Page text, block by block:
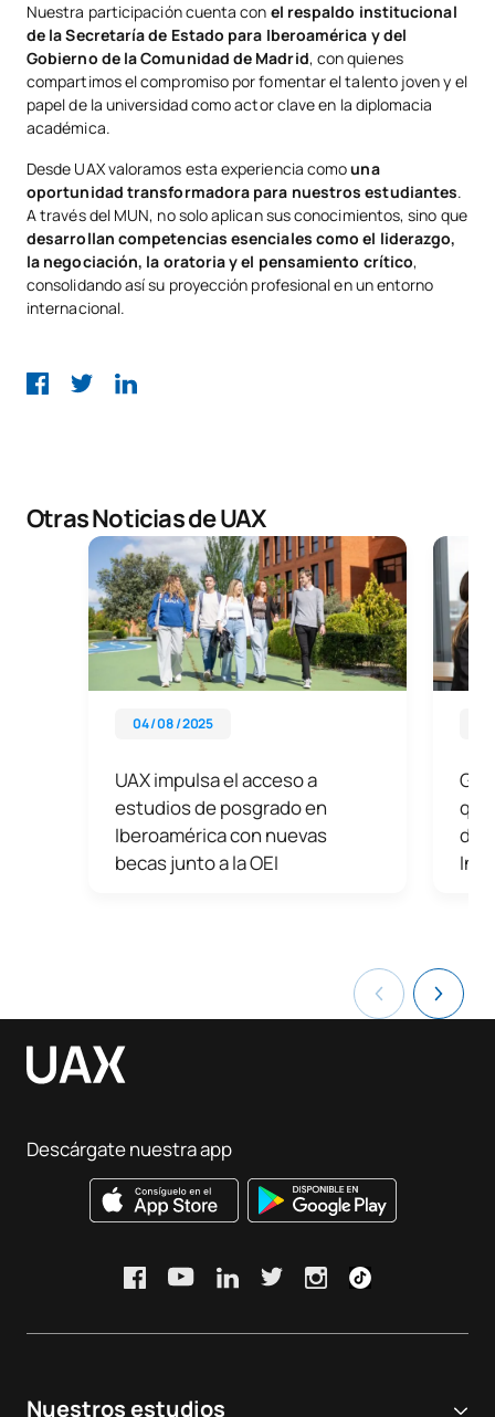
Nuestra participación cuenta con el respaldo institucional
de la Secretaría de Estado para Iberoamérica y del
Gobierno de la Comunidad de Madrid, con quienes
compartimos el compromiso por fomentar el talento joven y el
papel de la universidad como actor clave en la diplomacia
académica.
Desde UAX valoramos esta experiencia comouna
oportunidad transformadora para nuestros estudiantes.
A través del MUN, no solo aplican sus conocimientos, sino que
desarrollan competencias esenciales como el liderazgo,
la negociación, la oratoria y el pensamiento crítico,
consolidando así su proyección profesional en un entorno
internacional.
Otras Noticias de UAX
04 / 08 / 2025
UAX impulsa el acceso a
estudios de posgrado en
Iberoamérica con nuevas
becas junto a la OEI
Nuestros estudios
Descárgate nuestra app